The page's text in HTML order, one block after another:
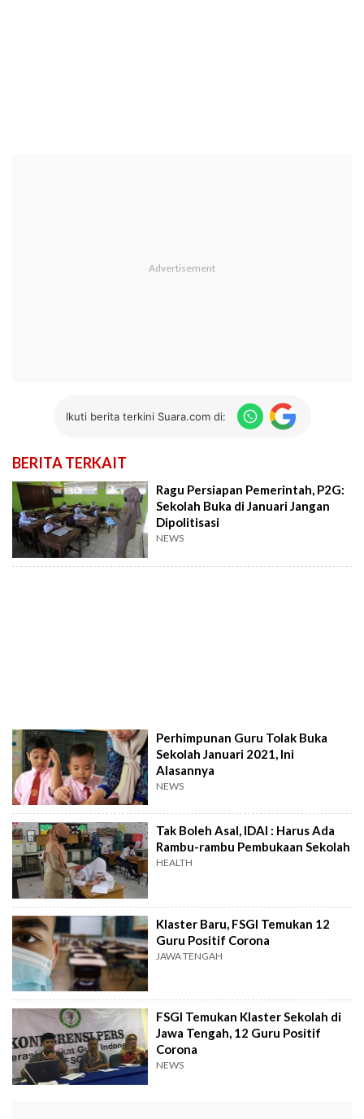
Ikuti berita terkini Suara.com di:
BERITA TERKAIT
Ragu Persiapan Pemerintah, P2G:
Sekolah Buka di Januari Jangan
Dipolitisasi
NEWS
Perhimpunan Guru Tolak Buka
Sekolah Januari 2021, Ini
Alasannya
NEWS
Tak Boleh Asal, IDAI : Harus Ada
Rambu-rambu Pembukaan Sekolah
HEALTH
Klaster Baru, FSGI Temukan 12
Guru Positif Corona
JAWA TENGAH
FSGI Temukan Klaster Sekolah di
Jawa Tengah, 12 Guru Positif
Corona
NEWS